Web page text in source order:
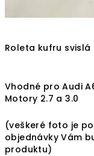
Roleta kufru svislá
Vhodné pro Audi
Motory 2.7 a 3.0
(veškeré foto je
objednávky Vám
produktu)